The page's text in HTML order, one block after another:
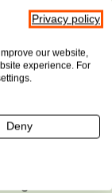
en
Onze
praktische
over
toelichting
Privacy policy
our website,
experience. For
Deny